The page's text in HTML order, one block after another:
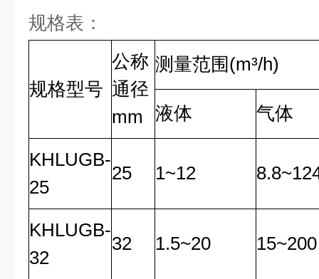
规格表：
规格型号
公称
通径
mm
测量范围(m³/h)
液体 气体
KHLUGB-
25
25 1~12
KHLUGB-
32
32 1.5~20 15~200